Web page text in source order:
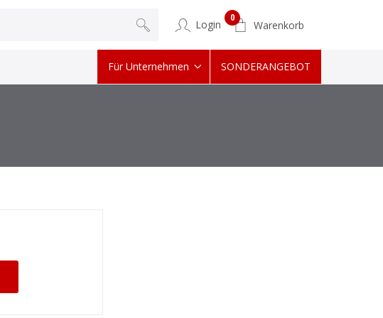
Login
0
Warenkorb
Für Unternehmen SONDERANGEBOT